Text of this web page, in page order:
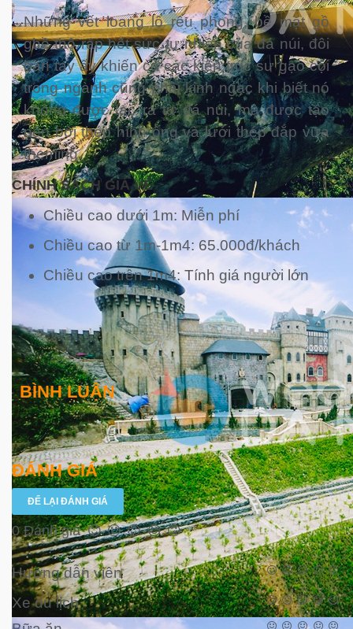
Những vết loang lổ rêu phong, bề mặt gồ
ghề thô ráp hết sức tự nhiên của đá núi, đôi
bàn tay ấy khiến cả các kiến trúc sư gạo cội
trong ngành cũng phải kinh ngạc khi biết nó
không được tạc ra từ đá núi, mà được tạo
nên bởi thép hình ống và lưới thép đắp vữa
theming.
CHÍNH SÁCH GIÁ VÉ
Chiều cao dưới 1m: Miễn phí
Chiều cao từ 1m-1m4: 65.000đ/khách
Chiều cao trên 1m4: Tính giá người lớn
BÌNH LUẬN
ĐÁNH GIÁ
ĐỂ LẠI ĐÁNH GIÁ
0 Đánh giá
Hướng dẫn viên
Xe du lịch